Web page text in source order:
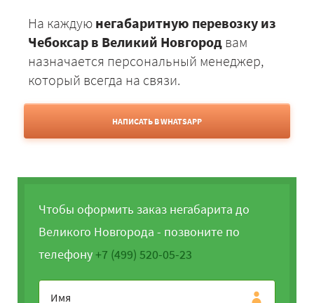
На каждую негабаритную перевозку из
Чебоксар в Великий Новгород вам
назначается персональный менеджер,
который всегда на связи.
НАПИСАТЬ В WHATSAPP
Чтобы оформить заказ негабарита до
Великого Новгорода - позвоните по
телефону+7 (499) 520-05-23